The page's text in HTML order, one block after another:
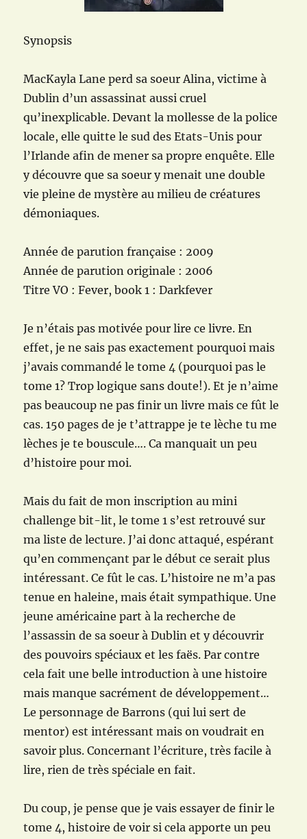
Synopsis
MacKayla Lane perd sa soeur Alina, victime à
Dublin d’un assassinat aussi cruel
qu’inexplicable. Devant la mollesse de la police
locale, elle quitte le sud des Etats-Unis pour
l’Irlande afin de mener sa propre enquête. Elle
y découvre que sa soeur y menait une double
vie pleine de mystère au milieu de créatures
démoniaques.
Année de parution française : 2009
Année de parution originale : 2006
Titre VO : Fever, book 1 : Darkfever
Je n’étais pas motivée pour lire ce livre. En
effet, je ne sais pas exactement pourquoi mais
j’avais commandé le tome 4 (pourquoi pas le
tome 1? Trop logique sans doute!). Et je n’aime
pas beaucoup ne pas finir un livre mais ce fût le
cas. 150 pages de je t’attrappe je te lèche tu me
lèches je te bouscule…. Ca manquait un peu
d’histoire pour moi.
Mais du fait de mon inscription au mini
challenge bit-lit, le tome 1 s’est retrouvé sur
ma liste de lecture. J’ai donc attaqué, espérant
qu’en commençant par le début ce serait plus
intéressant. Ce fût le cas. L’histoire ne m’a pas
tenue en haleine, mais était sympathique. Une
jeune américaine part à la recherche de
l’assassin de sa soeur à Dublin et y découvrir
des pouvoirs spéciaux et les faës. Par contre
cela fait une belle introduction à une histoire
mais manque sacrément de développement…
Le personnage de Barrons (qui lui sert de
mentor) est intéressant mais on voudrait en
savoir plus. Concernant l’écriture, très facile à
lire, rien de très spéciale en fait.
Du coup, je pense que je vais essayer de finir le
tome 4, histoire de voir si cela apporte un peu